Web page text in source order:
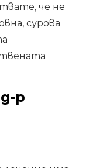
че не
сурова
р